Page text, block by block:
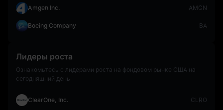
Amgen Inc. AMGN
Boeing Company BA
Лидеры роста
Ознакомьтесь с лидерами роста на фондовом рынке США на
сегодняшний день
ClearOne, Inc. CLRO